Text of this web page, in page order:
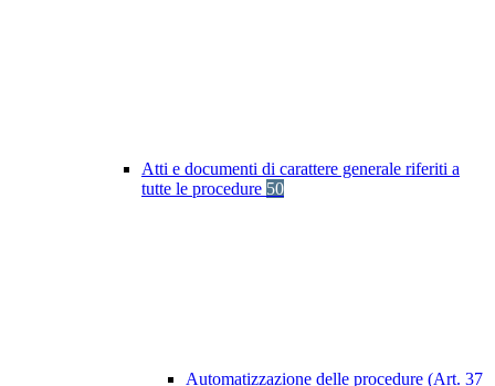
Atti e documenti di carattere generale riferiti a
tutte le procedure 50
Automatizzazione delle procedure (Art. 37